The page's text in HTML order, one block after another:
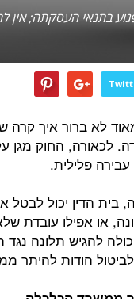
בתנאי העסקתה; אין
לא ברור איך קרה
לכאורה, החוק מגן
פלילית.
בית הדין יכול לבטל
או אפילו
להגיש תלונה
הודות להיתר